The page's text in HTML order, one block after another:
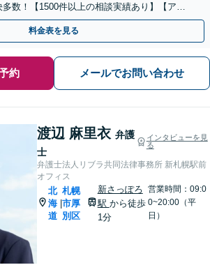
数！【1500件以上の相談実績あり】【アク
い料金体系】
料金表を見る
約 メールでお問い合わせ
渡辺 麻里衣 弁護
士
インタビューを見
る
弁護士法人リブラ共同法律事務所 新札幌駅前
オフィス
北
海
道
|
札幌
市厚
別区
新さっぽろ
駅 から徒歩
1分
営業時間：09:0
0~20:00（平
日）